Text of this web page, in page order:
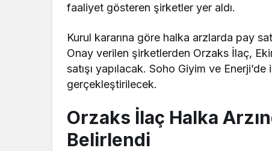
faaliyet gösteren şirketler yer aldı.
Kurul kararına göre halka arzlarda pay
Onay verilen şirketlerden Orzaks İlaç,
satışı yapılacak. Soho Giyim ve
gerçekleştirilecek.
Orzaks İlaç Halka
Belirlendi